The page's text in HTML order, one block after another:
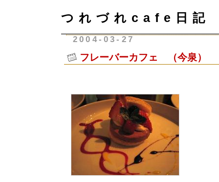
つれづれcafe日記
2004-03-27
フレーバーカフェ （今泉）